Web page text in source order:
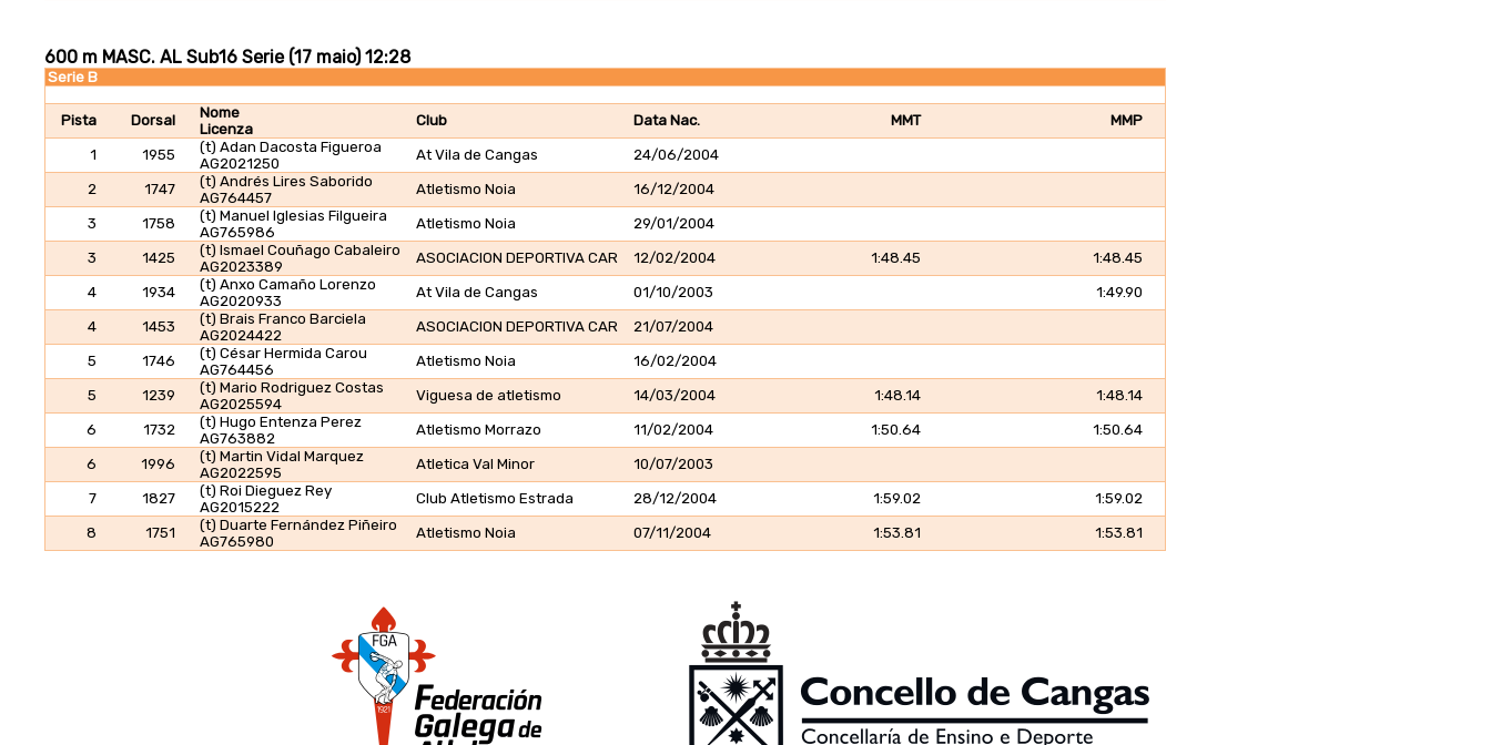
Serie B
Pista Dorsal
Nome
Licenza
Club Data Nac. MMT MMP
1 1955
(t) Adan Dacosta Figueroa
AG2021250
At Vila de Cangas 24/06/2004
2 1747
(t) Andrés Lires Saborido
AG764457
Atletismo Noia 16/12/2004
3 1758
(t) Manuel Iglesias Filgueira
AG765986
Atletismo Noia 29/01/2004
3 1425
(t) Ismael Couñago Cabaleiro
AG2023389
ASOCIACION DEPORTIVA CAR 12/02/2004 1:48.45 1:48.45
4 1934
(t) Anxo Camaño Lorenzo
AG2020933
At Vila de Cangas 01/10/2003 1:49.90
4 1453
(t) Brais Franco Barciela
AG2024422
ASOCIACION DEPORTIVA CAR 21/07/2004
5 1746
(t) César Hermida Carou
AG764456
Atletismo Noia 16/02/2004
5 1239
(t) Mario Rodriguez Costas
AG2025594
Viguesa de atletismo 14/03/2004 1:48.14 1:48.14
6 1732
(t) Hugo Entenza Perez
AG763882
Atletismo Morrazo 11/02/2004 1:50.64 1:50.64
6 1996
(t) Martin Vidal Marquez
AG2022595
Atletica Val Minor 10/07/2003
7 1827
(t) Roi Dieguez Rey
AG2015222
Club Atletismo Estrada 28/12/2004 1:59.02 1:59.02
8 1751
(t) Duarte Fernández Piñeiro
AG765980
Atletismo Noia 07/11/2004 1:53.81 1:53.81
600 m MASC. AL Sub16 Serie (17 maio) 12:28